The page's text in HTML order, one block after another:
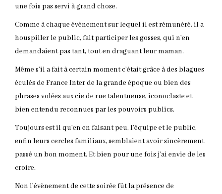
une fois pas servi à grand chose.
Comme à chaque évènement sur lequel il est rémunéré, il a
houspiller le public, fait participer les gosses, qui n’en
demandaient pas tant, tout en draguant leur maman.
Même s’il a fait à certain moment c’était grâce à des blagues
éculés de France Inter de la grande époque ou bien des
phrases volées aux cie de rue talentueuse, iconoclaste et
bien entendu reconnues par les pouvoirs publics.
Toujours est il qu’en en faisant peu, l’équipe et le public,
enfin leurs cercles familiaux, semblaient avoir sincèrement
passé un bon moment. Et bien pour une fois j’ai envie de les
croire.
Non l’évènement de cette soirée fût la présence de